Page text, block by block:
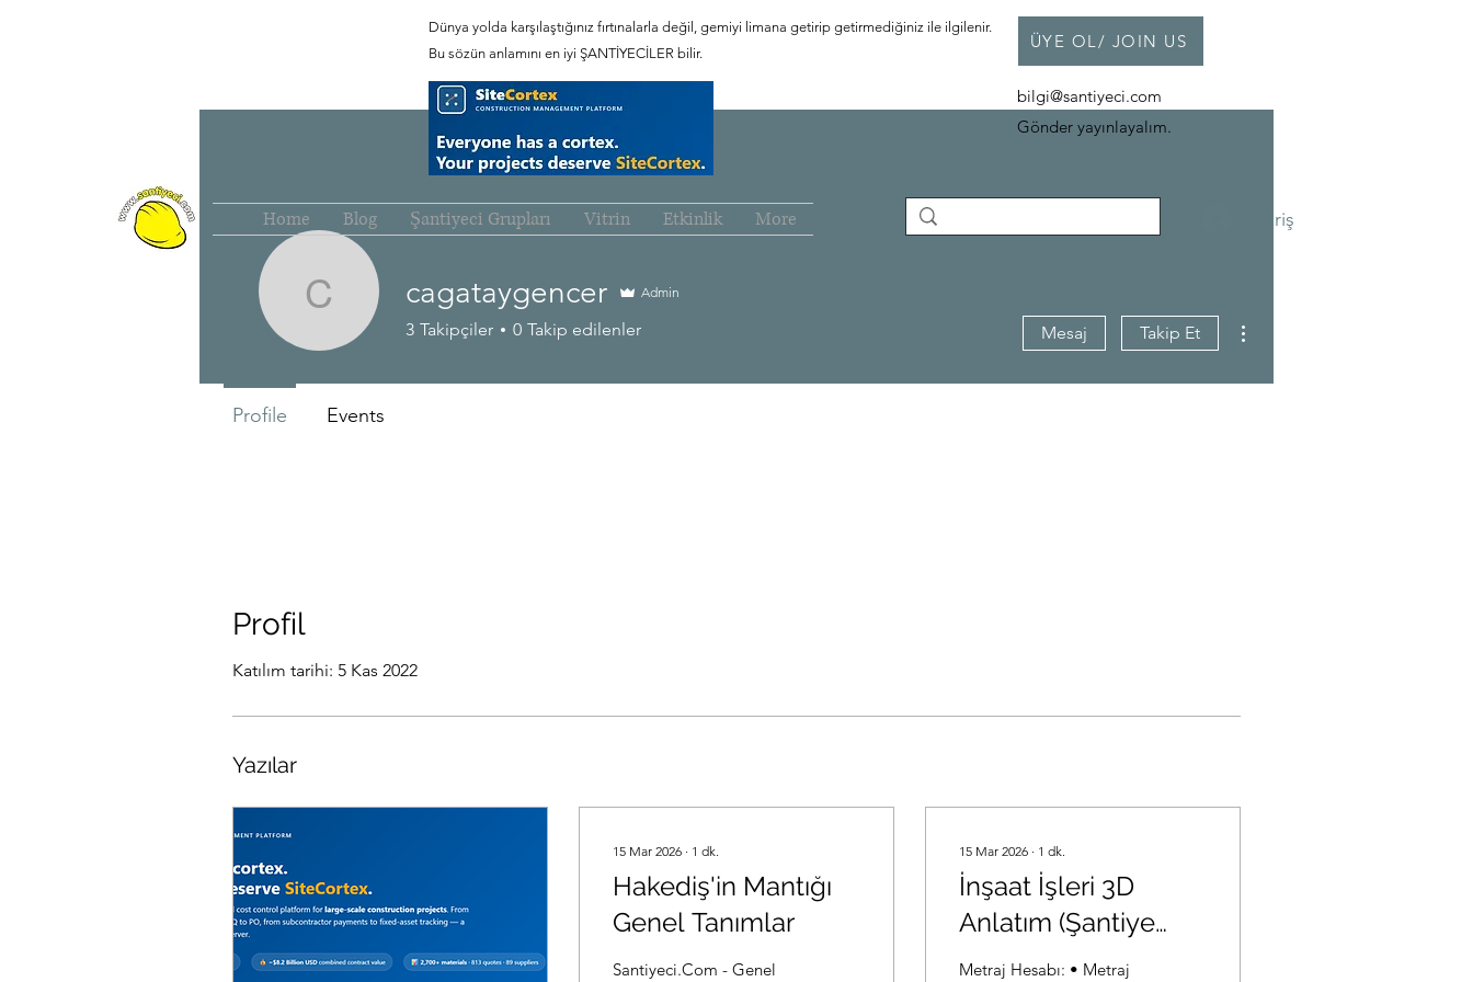
Dünya yolda karşılaştığınız fırtınalarla değil, gemiyi limana getirip getirmediğiniz ile ilgilenir.
Bu sözün anlamını en iyi ŞANTİYECİLER bilir.
ÜYE OL/ JOIN US
bilgi@santiyeci.com
Gönder yayınlayalım.
Home Blog Şantiyeci Grupları Vitrin Etkinlik More Giriş
Profil
Katılım tarihi: 5 Kas 2022
Yazılar
15 Mar 2026 ∙ 1 dk.
Hakediş'in Mantığı
Genel Tanımlar
Santiyeci.Com - Genel
15 Mar 2026 ∙ 1 dk.
İnşaat İşleri 3D
Anlatım (Şantiye
İşleri, Keşif, Metraj,
Metraj Hesabı: • Metraj
cagataygencer
cagataygencer Admin
3 Takipçiler 0 Takip edilenler Mesaj Takip Et
Profile Events